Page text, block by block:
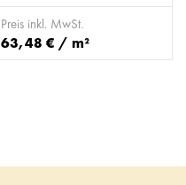
Preis inkl. MwSt.
63,48 € / m²